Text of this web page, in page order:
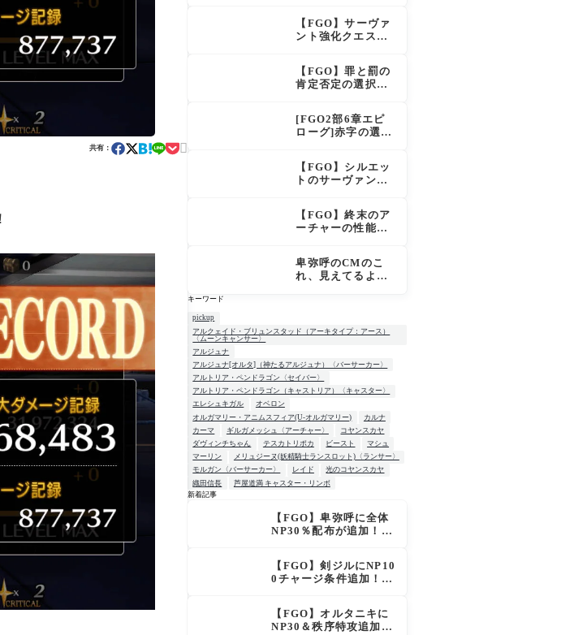
共有：

ズライール)の性能
と霊基再臨
【FGO】サーヴァ
ント強化クエスト
にNP30追加、ファ
ントムも大幅強化
【FGO】罪と罰の
肯定否定の選択肢
[FGO2部6章エピ
ローグ]赤字の選択
スキップ不可選択
肢でオベロンを疑
う選択肢を選ぶと
さ？）が上がり出
てくる
【FGO】シルエッ
トのサーヴァント
はリチャードの
弟？それとも声優
さん的にアルケイ
【FGO】終末のア
ーチャーの性能と
短縮＋NP50配布に
マスター騒然「普
通に強い」「サポ
卑弥呼のCMのこ
れ、見えてるよ
キーワード
pickup
アルクェイド・ブリュンスタッド（アーキタイプ：アース）
〈ムーンキャンサー〉
アルジュナ
アルジュナ[オルタ]（神たるアルジュナ）〈バーサーカー〉
アルトリア・ペンドラゴン〈セイバー〉
アルトリア・ペンドラゴン（キャストリア）〈キャスター〉
エレシュキガル
オベロン
オルガマリー・アニムスフィア(U-オルガマリー)
カルナ
カーマ
ギルガメッシュ〈アーチャー〉
コヤンスカヤ
ダヴィンチちゃん
テスカトリポカ ビースト
マシュ
マーリン
メリュジーヌ(妖精騎士ランスロット)〈ランサー〉
モルガン〈バーサーカー〉
レイド
光のコヤンスカヤ
織田信長
芦屋道満 キャスター・リンボ
新着記事
【FGO】卑弥呼に全体
NP30％配布が追加！ジ
【FGO】剣ジルにNP10
0チャージ条件追加！術
【FGO】オルタニキに
NP30＆秩序特攻追加で